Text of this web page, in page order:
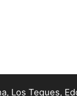
Los Teques,